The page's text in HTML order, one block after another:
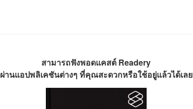
สามารถฟังพอดแคสต์ Readery
ผ่านแอปพลิเคชันต่างๆ ที่คุณสะดวกหรือใช้อยู่แล้วได้เลย